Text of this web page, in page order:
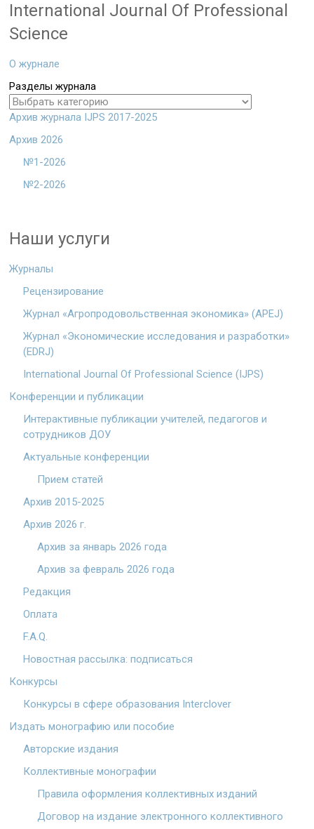
International Journal Of Professional
Science
О журнале
Разделы журнала
Архив журнала IJPS 2017-2025
Архив 2026
№1-2026
№2-2026
Наши услуги
Журналы
Рецензирование
Журнал «Агропродовольственная экономика» (APEJ)
Журнал «Экономические исследования и разработки»
(EDRJ)
International Journal Of Professional Science (IJPS)
Конференции и публикации
Интерактивные публикации учителей, педагогов и
сотрудников ДОУ
Актуальные конференции
Прием статей
Архив 2015-2025
Архив 2026 г.
Архив за январь 2026 года
Архив за февраль 2026 года
Редакция
Оплата
F.A.Q.
Новостная рассылка: подписаться
Конкурсы
Конкурсы в сфере образования Interclover
Издать монографию или пособие
Авторские издания
Коллективные монографии
Правила оформления коллективных изданий
Договор на издание электронного коллективного